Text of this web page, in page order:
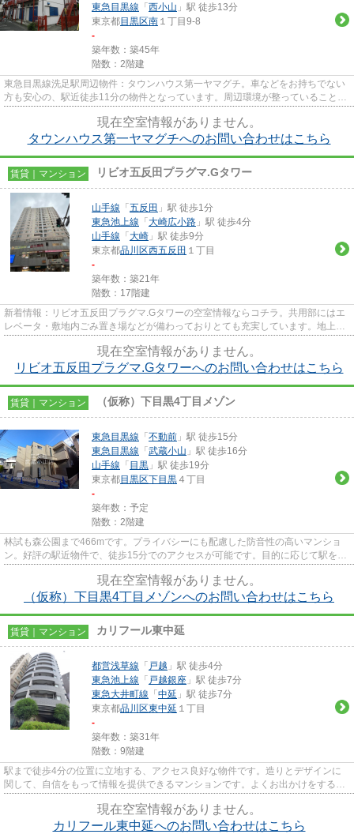
東急目黒線 「 西小山 」駅 徒歩13分
東京都目黒区南 １丁目9-8
-
築年数：築45年
階数：2階建
東急目黒線洗足駅周辺物件：タウンハウス第一ヤマグチ。車などをお持ちでない
方も安心の、駅近徒歩11分の物件となっています。周辺環境が整っていることの
現在空室情報がありません。
タウンハウス第一ヤマグチへのお問い合わせはこちら
賃貸｜マンション リビオ五反田プラグマ.Gタワー
山手線 「 五反田 」駅 徒歩1分
東急池上線 「 大崎広小路 」駅 徒歩4分
山手線 「 大崎 」駅 徒歩9分
東京都品川区西五反田 １丁目
-
築年数：築21年
階数：17階建
新着情報：リビオ五反田プラグマ.Gタワーの空室情報ならコチラ。共用部にはエ
レベータ・敷地内ごみ置き場などが備わっておりとても充実しています。地上17
現在空室情報がありません。
リビオ五反田プラグマ.Gタワーへのお問い合わせはこちら
賃貸｜マンション （仮称）下目黒4丁目メゾン
東急目黒線 「 不動前 」駅 徒歩15分
東急目黒線 「 武蔵小山 」駅 徒歩16分
山手線 「 目黒 」駅 徒歩19分
東京都目黒区下目黒 ４丁目
-
築年数：予定
階数：2階建
林試も森公園まで466mです。プライバシーにも配慮した防音性の高いマンショ
ン。好評の駅近物件で、徒歩15分でのアクセスが可能です。目的に応じて駅を選
現在空室情報がありません。
（仮称）下目黒4丁目メゾンへのお問い合わせはこちら
賃貸｜マンション カリフール東中延
都営浅草線 「 戸越 」駅 徒歩4分
東急池上線 「 戸越銀座 」駅 徒歩7分
東急大井町線 「 中延 」駅 徒歩7分
東京都品川区東中延 １丁目
-
築年数：築31年
階数：9階建
駅まで徒歩4分の位置に立地する、アクセス良好な物件です。造りとデザインに
関して、自信をもって情報を提供できるマンションです。よくお出かけをする方
現在空室情報がありません。
カリフール東中延へのお問い合わせはこちら